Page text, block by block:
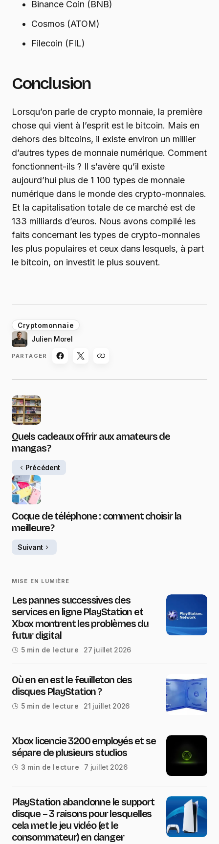
Binance Coin (BNB)
Cosmos (ATOM)
Filecoin (FIL)
Conclusion
Lorsqu’on parle de crypto monnaie, la première
chose qui vient à l’esprit est le bitcoin. Mais en
dehors des bitcoins, il existe environ un millier
d’autres types de monnaie numérique. Comment
fonctionnent-ils ? Il s’avère qu’il existe
aujourd’hui plus de 1 100 types de monnaie
numérique dans le monde des crypto-monnaies.
Et la capitalisation totale de ce marché est de
133 milliards d’euros. Nous avons compilé les
faits concernant les types de crypto-monnaies
les plus populaires et ceux dans lesquels, à part
le bitcoin, on investit le plus souvent.
Cryptomonnaie
Julien Morel
PARTAGER
Quels cadeaux offrir aux amateurs de
mangas ?
Précédent
Coque de téléphone : comment choisir la
meilleure ?
Suivant
MISE EN LUMIÈRE
Les pannes successives des
services en ligne PlayStation et
Xbox montrent les problèmes du
futur digital
5 min de lecture 27 juillet 2026
Où en en est le feuilleton des
disques PlayStation ?
5 min de lecture 21 juillet 2026
Xbox licencie 3200 employés et se
sépare de plusieurs studios
3 min de lecture 7 juillet 2026
PlayStation abandonne le support
disque – 3 raisons pour lesquelles
cela met le jeu vidéo (et le
consommateur) en danger